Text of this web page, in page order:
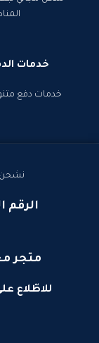
خدمات
خدمات دفع
نشحن
الرقم
متجر
للاطّلاع